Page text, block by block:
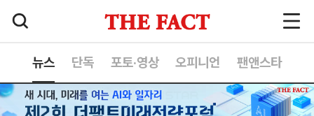
뉴스 단독 포토·영상 오피니언 팬앤스타